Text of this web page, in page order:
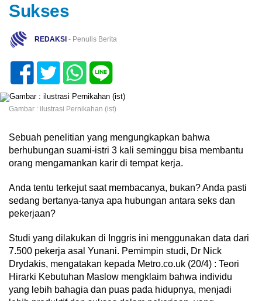
Sukses
REDAKSI - Penulis Berita
Gambar : ilustrasi Pernikahan (ist)
Sebuah penelitian yang mengungkapkan bahwa
berhubungan suami-istri 3 kali seminggu bisa membantu
orang mengamankan karir di tempat kerja.
Anda tentu terkejut saat membacanya, bukan? Anda pasti
sedang bertanya-tanya apa hubungan antara seks dan
pekerjaan?
Studi yang dilakukan di Inggris ini menggunakan data dari
7.500 pekerja asal Yunani. Pemimpin studi, Dr Nick
Drydakis, mengatakan kepada Metro.co.uk (20/4) : Teori
Hirarki Kebutuhan Maslow mengklaim bahwa individu
yang lebih bahagia dan puas pada hidupnya, menjadi